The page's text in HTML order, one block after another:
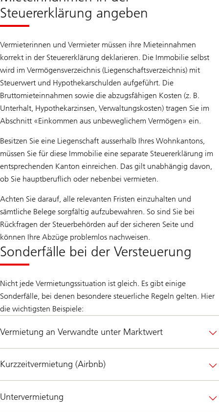
Steuererklärung angeben
Vermieterinnen und Vermieter müssen ihre Mieteinnahmen
korrekt in der Steuererklärung deklarieren. Die Immobilie selbst
wird im Vermögensverzeichnis (Liegenschaftsverzeichnis) mit
Steuerwert und Hypothekarschulden aufgeführt. Die
Bruttomieteinnahmen sowie die abzugsfähigen Kosten (z. B.
Unterhalt, Hypothekarzinsen, Verwaltungskosten) tragen Sie im
Abschnitt «Einkommen aus unbeweglichem Vermögen» ein.
Besitzen Sie eine Liegenschaft ausserhalb Ihres Wohnkantons,
müssen Sie für diese Immobilie eine separate Steuererklärung im
entsprechenden Kanton einreichen. Das gilt unabhängig davon,
ob Sie hauptberuflich oder nebenbei vermieten.
Achten Sie darauf, alle relevanten Fristen einzuhalten und
sämtliche Belege sorgfältig aufzubewahren. So sind Sie bei
Rückfragen der Steuerbehörden auf der sicheren Seite und
können Ihre Abzüge problemlos nachweisen.
Sonderfälle bei der Versteuerung
Nicht jede Vermietungssituation ist gleich. Es gibt einige
Sonderfälle, bei denen besondere steuerliche Regeln gelten. Hier
die wichtigsten Beispiele:
Vermietung an Verwandte unter Marktwert
Kurzzeitvermietung (Airbnb)
Untervermietung